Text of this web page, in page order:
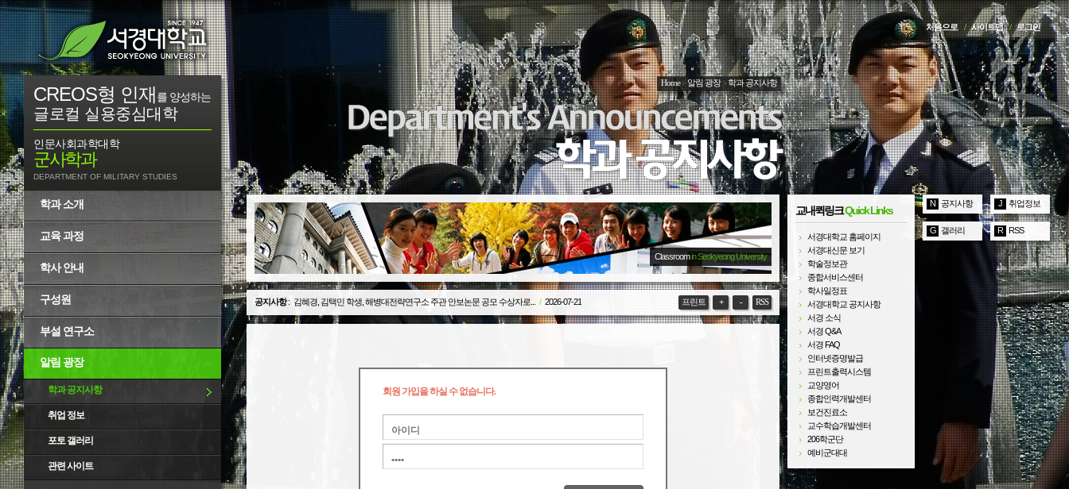
처음으로 / 사이트맵 / 로그인
CREOS형 인재 를 양성하는
글로컬 실용중심대학
인문사회과학대학
군사학과
DEPARTMENT OF MILITARY STUDIES
학과 소개
교육 과정
학사 안내
구성원
부설 연구소
알림 광장
학과 공지사항
취업 정보
포토 갤러리
관련 사이트
Home>알림 광장>학과 공지사항
Classroomin Seokyeong University
공지사항: 김혜경, 김택민 학생, 해병대전략연구소 주관 안보논문 공모 수상자로... / 2026-07-21 RSS
-
+
프린트
회원 가입을 하실 수 없습니다.
교내퀵링크Quick Links
서경대학교 홈페이지
서경대신문 보기
학술정보관
종합서비스센터
학사일정표
서경대학교 공지사항
서경 소식
서경 Q&A
서경 FAQ
인터넷증명발급
프린트출력시스템
교양영어
종합인력개발센터
보건진료소
교수학습개발센터
206학군단
예비군대대
N 공지사항 J 취업정보
G 갤러리 R RSS